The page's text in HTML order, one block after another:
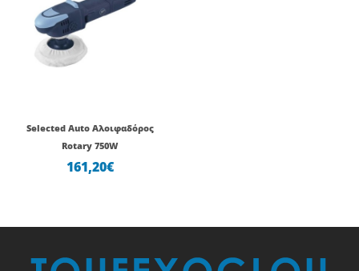
Selected Auto Αλοιφαδόρος
Rotary 750W
161,20€